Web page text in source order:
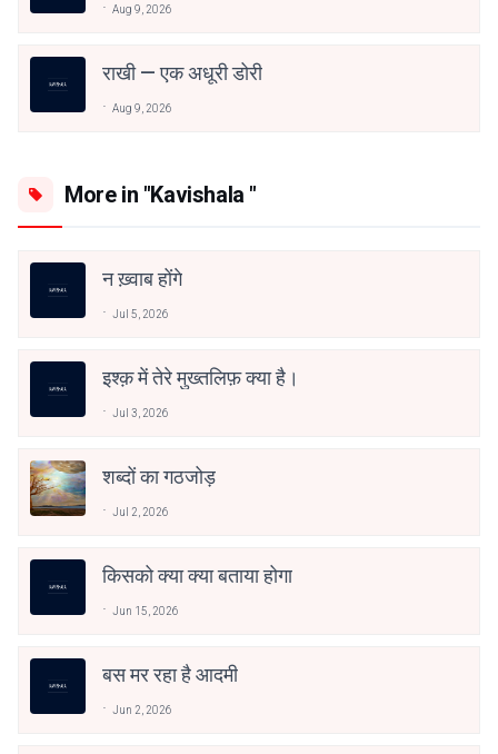
Aug 9, 2026
राखी — एक अधूरी डोरी
Aug 9, 2026
More in "Kavishala "
न ख़्वाब होंगे
Jul 5, 2026
इश्क़ में तेरे मुख्तलिफ़ क्या है।
Jul 3, 2026
शब्दों का गठजोड़
Jul 2, 2026
किसको क्या क्या बताया होगा
Jun 15, 2026
बस मर रहा है आदमी
Jun 2, 2026